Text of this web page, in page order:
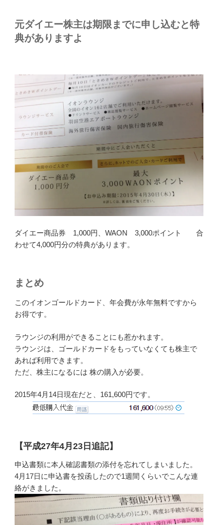
元ダイエー株主は期限までに申し込むと特
典がありますよ
ダイエー商品券 1,000円、WAON 3,000ポイント 合
わせて4,000円分の特典があります。
まとめ
このイオンゴールドカード、年会費が永年無料ですから
お得です。
ラウンジの利用ができることにも惹かれます。
ラウンジは、ゴールドカードをもっていなくても株主で
あれば利用できます。
ただ、株主になるには 株の購入が必要。
2015年4月14日現在だと、161,600円です。
【平成27年4月23日追記】
申込書類に本人確認書類の添付を忘れてしまいました。
4月17日に申込書を投函したので1週間くらいでこんな連
絡がきました。